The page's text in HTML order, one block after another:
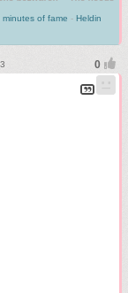
minutes of fame - Heldin